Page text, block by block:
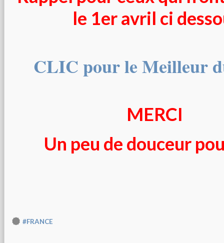
le 1er avril ci
CLIC pour le Meilleur
MERCI
Un peu de douceur
#FRANCE